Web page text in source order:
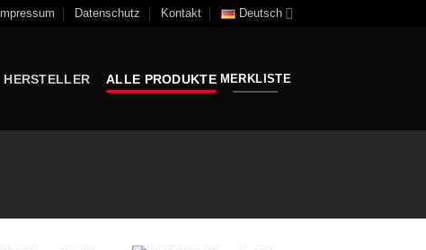
Impressum Datenschutz Kontakt Deutsch
HERSTELLER ALLE PRODUKTE MERKLISTE